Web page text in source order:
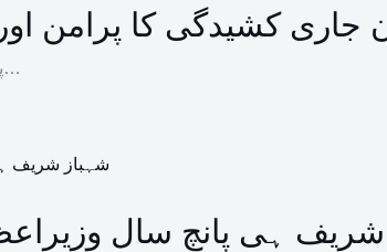
جاری کشیدگی کا
پاکستان نے واضح کیا ہے کہ اس کی ترجیح امریکا…
شریف ہی پانچ سال